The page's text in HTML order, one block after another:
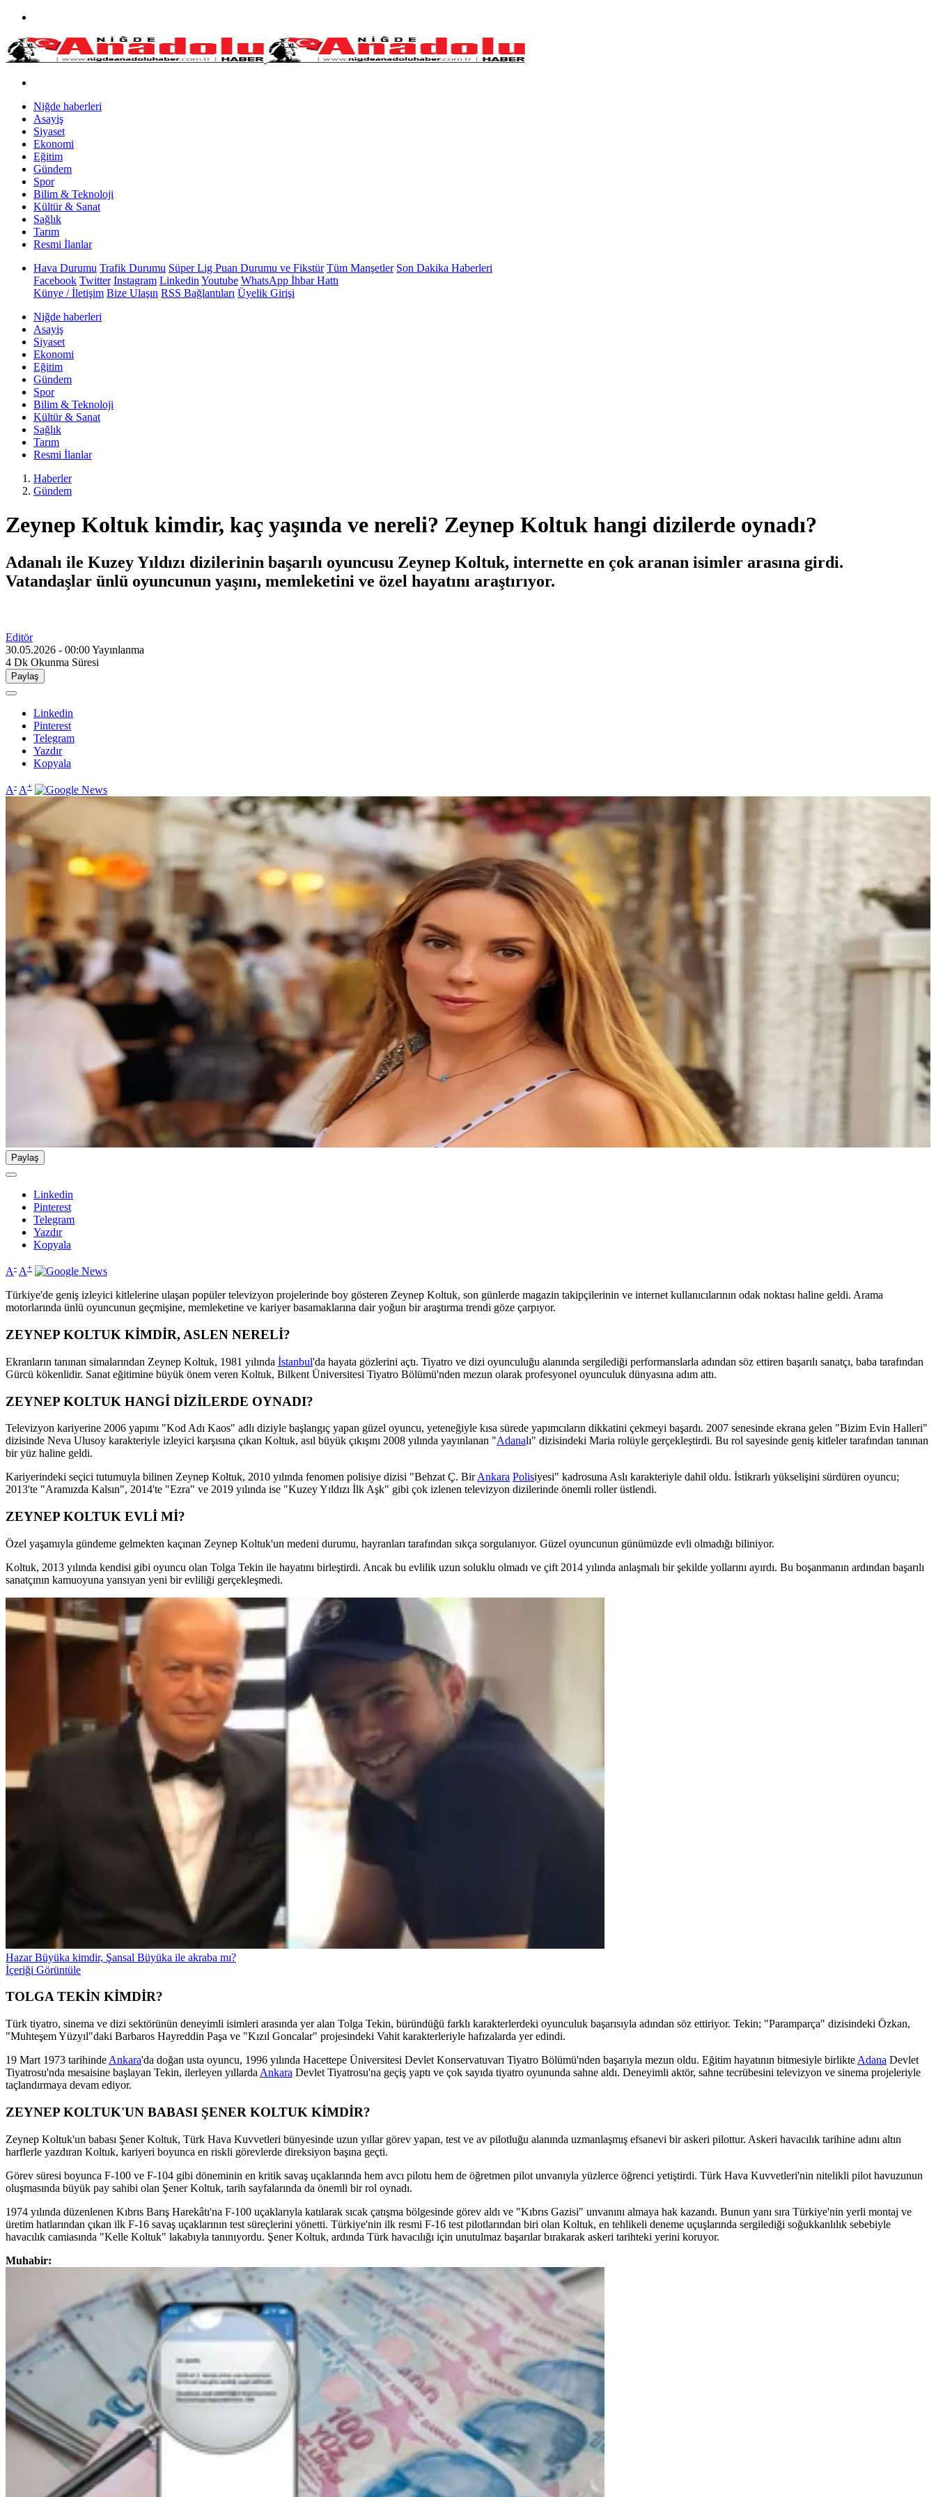
Niğde haberleri
Asayiş
Siyaset
Ekonomi
Eğitim
Gündem
Spor
Bilim & Teknoloji
Kültür & Sanat
Sağlık
Tarım
Resmi İlanlar
Hava Durumu Trafik Durumu Süper Lig Puan Durumu ve Fikstür Tüm Manşetler Son Dakika Haberleri
Facebook Twitter Instagram Linkedin Youtube WhatsApp İhbar Hattı
Künye / İletişim Bize Ulaşın RSS Bağlantıları Üyelik Girişi
Niğde haberleri
Asayiş
Siyaset
Ekonomi
Eğitim
Gündem
Spor
Bilim & Teknoloji
Kültür & Sanat
Sağlık
Tarım
Resmi İlanlar
Haberler
Gündem
Zeynep Koltuk kimdir, kaç yaşında ve nereli? Zeynep Koltuk hangi dizilerde oynadı?
Adanalı ile Kuzey Yıldızı dizilerinin başarılı oyuncusu Zeynep Koltuk, internette en çok aranan isimler arasına girdi.
Vatandaşlar ünlü oyuncunun yaşını, memleketini ve özel hayatını araştırıyor.
Editör
30.05.2026 - 00:00Yayınlanma
4 Dk Okunma Süresi
Paylaş
Linkedin
Pinterest
Telegram
Yazdır
Kopyala
A- A+
Paylaş
Linkedin
Pinterest
Telegram
Yazdır
Kopyala
A- A+
Türkiye'de geniş izleyici kitlelerine ulaşan popüler televizyon projelerinde boy gösteren Zeynep Koltuk, son günlerde magazin takipçilerinin ve internet kullanıcılarının odak noktası haline geldi. Arama
motorlarında ünlü oyuncunun geçmişine, memleketine ve kariyer basamaklarına dair yoğun bir araştırma trendi göze çarpıyor.
ZEYNEP KOLTUK KİMDİR, ASLEN NERELİ?
Ekranların tanınan simalarından Zeynep Koltuk, 1981 yılında İstanbul'da hayata gözlerini açtı. Tiyatro ve dizi oyunculuğu alanında sergilediği performanslarla adından söz ettiren başarılı sanatçı, baba tarafından
Gürcü kökenlidir. Sanat eğitimine büyük önem veren Koltuk, Bilkent Üniversitesi Tiyatro Bölümü'nden mezun olarak profesyonel oyunculuk dünyasına adım attı.
ZEYNEP KOLTUK HANGİ DİZİLERDE OYNADI?
Televizyon kariyerine 2006 yapımı "Kod Adı Kaos" adlı diziyle başlangıç yapan güzel oyuncu, yeteneğiyle kısa sürede yapımcıların dikkatini çekmeyi başardı. 2007 senesinde ekrana gelen "Bizim Evin Halleri"
dizisinde Neva Ulusoy karakteriyle izleyici karşısına çıkan Koltuk, asıl büyük çıkışını 2008 yılında yayınlanan "Adanalı" dizisindeki Maria rolüyle gerçekleştirdi. Bu rol sayesinde geniş kitleler tarafından tanınan
bir yüz haline geldi.
Kariyerindeki seçici tutumuyla bilinen Zeynep Koltuk, 2010 yılında fenomen polisiye dizisi "Behzat Ç. BirAnkara Polisiyesi" kadrosuna Aslı karakteriyle dahil oldu. İstikrarlı yükselişini sürdüren oyuncu;
2013'te "Aramızda Kalsın", 2014'te "Ezra" ve 2019 yılında ise "Kuzey Yıldızı İlk Aşk" gibi çok izlenen televizyon dizilerinde önemli roller üstlendi.
ZEYNEP KOLTUK EVLİ Mİ?
Özel yaşamıyla gündeme gelmekten kaçınan Zeynep Koltuk'un medeni durumu, hayranları tarafından sıkça sorgulanıyor. Güzel oyuncunun günümüzde evli olmadığı biliniyor.
Koltuk, 2013 yılında kendisi gibi oyuncu olan Tolga Tekin ile hayatını birleştirdi. Ancak bu evlilik uzun soluklu olmadı ve çift 2014 yılında anlaşmalı bir şekilde yollarını ayırdı. Bu boşanmanın ardından başarılı
sanatçının kamuoyuna yansıyan yeni bir evliliği gerçekleşmedi.
Hazar Büyüka kimdir, Şansal Büyüka ile akraba mı?
İçeriği Görüntüle
TOLGA TEKİN KİMDİR?
Türk tiyatro, sinema ve dizi sektörünün deneyimli isimleri arasında yer alan Tolga Tekin, büründüğü farklı karakterlerdeki oyunculuk başarısıyla adından söz ettiriyor. Tekin; "Paramparça" dizisindeki Özkan,
"Muhteşem Yüzyıl"daki Barbaros Hayreddin Paşa ve "Kızıl Goncalar" projesindeki Vahit karakterleriyle hafızalarda yer edindi.
19 Mart 1973 tarihinde Ankara'da doğan usta oyuncu, 1996 yılında Hacettepe Üniversitesi Devlet Konservatuvarı Tiyatro Bölümü'nden başarıyla mezun oldu. Eğitim hayatının bitmesiyle birlikte Adana Devlet
Tiyatrosu'nda mesaisine başlayan Tekin, ilerleyen yıllarda Ankara Devlet Tiyatrosu'na geçiş yaptı ve çok sayıda tiyatro oyununda sahne aldı. Deneyimli aktör, sahne tecrübesini televizyon ve sinema projeleriyle
taçlandırmaya devam ediyor.
ZEYNEP KOLTUK'UN BABASI ŞENER KOLTUK KİMDİR?
Zeynep Koltuk'un babası Şener Koltuk, Türk Hava Kuvvetleri bünyesinde uzun yıllar görev yapan, test ve av pilotluğu alanında uzmanlaşmış efsanevi bir askeri pilottur. Askeri havacılık tarihine adını altın
harflerle yazdıran Koltuk, kariyeri boyunca en riskli görevlerde direksiyon başına geçti.
Görev süresi boyunca F-100 ve F-104 gibi döneminin en kritik savaş uçaklarında hem avcı pilotu hem de öğretmen pilot unvanıyla yüzlerce öğrenci yetiştirdi. Türk Hava Kuvvetleri'nin nitelikli pilot havuzunun
oluşmasında büyük pay sahibi olan Şener Koltuk, tarih sayfalarında da önemli bir rol oynadı.
1974 yılında düzenlenen Kıbrıs Barış Harekâtı'na F-100 uçaklarıyla katılarak sıcak çatışma bölgesinde görev aldı ve "Kıbrıs Gazisi" unvanını almaya hak kazandı. Bunun yanı sıra Türkiye'nin yerli montaj ve
üretim hatlarından çıkan ilk F-16 savaş uçaklarının test süreçlerini yönetti. Türkiye'nin ilk resmi F-16 test pilotlarından biri olan Koltuk, en tehlikeli deneme uçuşlarında sergilediği soğukkanlılık sebebiyle
havacılık camiasında "Kelle Koltuk" lakabıyla tanınıyordu. Şener Koltuk, ardında Türk havacılığı için unutulmaz başarılar bırakarak askeri tarihteki yerini koruyor.
Muhabir: